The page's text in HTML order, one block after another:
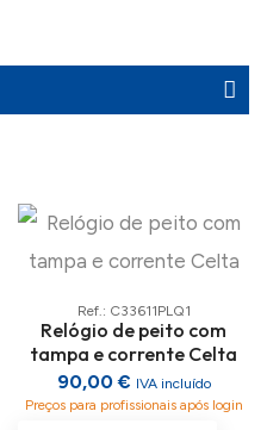
Ref.: C33611PLQ1
Relógio de peito com
tampa e corrente Celta
90,00 € IVA incluído
Preços para profissionais após login